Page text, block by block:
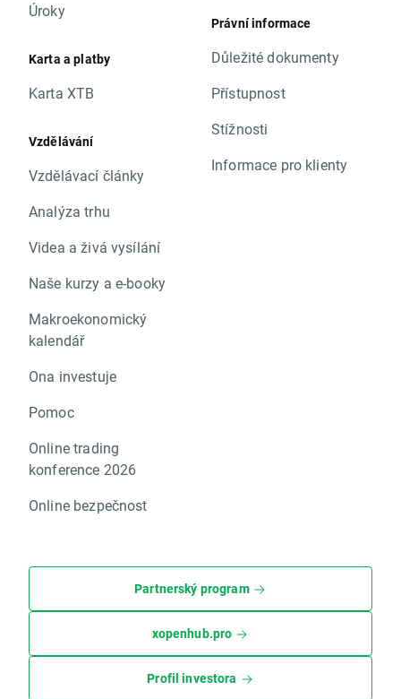
Úroky
Karta a platby
Karta XTB
Vzdělávání
Vzdělávací články
Analýza trhu
Videa a živá vysílání
Naše kurzy a e-booky
Makroekonomický
kalendář
Ona investuje
Pomoc
Online trading
konference 2026
Online bezpečnost
Právní informace
Důležité dokumenty
Přístupnost
Stížnosti
Informace pro klienty
Partnerský program
xopenhub.pro
Profil investora